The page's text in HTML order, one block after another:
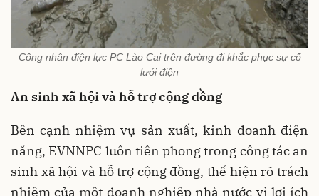
Công nhân điện lực PC Lào Cai trên đường đi khắc phục sự cố
lưới điện
An sinh xã hội và hỗ trợ cộng đồng
Bên cạnh nhiệm vụ sản xuất, kinh doanh điện
năng, EVNNPC luôn tiên phong trong công tác an
sinh xã hội và hỗ trợ cộng đồng, thể hiện rõ trách
nhiệm của một doanh nghiệp nhà nước vì lợi ích